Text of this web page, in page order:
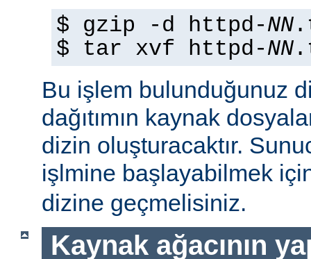
$ gzip -d httpd-NN
$ tar xvf httpd-NN
Bu işlem bulunduğunuz
dağıtımın kaynak
dizin oluşturacaktır.
işlmine başlayabilmek
dizine geçmelisiniz.
Kaynak ağacının